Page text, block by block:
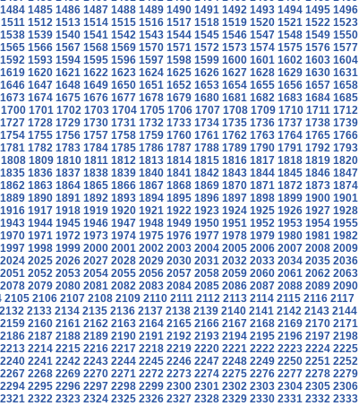
1484 1485 1486 1487 1488 1489 1490 1491 1492 1493 1494 1495 1496
1511 1512 1513 1514 1515 1516 1517 1518 1519 1520 1521 1522 1523
1538 1539 1540 1541 1542 1543 1544 1545 1546 1547 1548 1549 1550
1565 1566 1567 1568 1569 1570 1571 1572 1573 1574 1575 1576 1577
1592 1593 1594 1595 1596 1597 1598 1599 1600 1601 1602 1603 1604
1619 1620 1621 1622 1623 1624 1625 1626 1627 1628 1629 1630 1631
1646 1647 1648 1649 1650 1651 1652 1653 1654 1655 1656 1657 1658
1673 1674 1675 1676 1677 1678 1679 1680 1681 1682 1683 1684 1685
1700 1701 1702 1703 1704 1705 1706 1707 1708 1709 1710 1711 1712
1727 1728 1729 1730 1731 1732 1733 1734 1735 1736 1737 1738 1739
1754 1755 1756 1757 1758 1759 1760 1761 1762 1763 1764 1765 1766
1781 1782 1783 1784 1785 1786 1787 1788 1789 1790 1791 1792 1793
1808 1809 1810 1811 1812 1813 1814 1815 1816 1817 1818 1819 1820
1835 1836 1837 1838 1839 1840 1841 1842 1843 1844 1845 1846 1847
1862 1863 1864 1865 1866 1867 1868 1869 1870 1871 1872 1873 1874
1889 1890 1891 1892 1893 1894 1895 1896 1897 1898 1899 1900 1901
1916 1917 1918 1919 1920 1921 1922 1923 1924 1925 1926 1927 1928
1943 1944 1945 1946 1947 1948 1949 1950 1951 1952 1953 1954 1955
1970 1971 1972 1973 1974 1975 1976 1977 1978 1979 1980 1981 1982
1997 1998 1999 2000 2001 2002 2003 2004 2005 2006 2007 2008 2009
2024 2025 2026 2027 2028 2029 2030 2031 2032 2033 2034 2035 2036
2051 2052 2053 2054 2055 2056 2057 2058 2059 2060 2061 2062 2063
2078 2079 2080 2081 2082 2083 2084 2085 2086 2087 2088 2089 2090
2105 2106 2107 2108 2109 2110 2111 2112 2113 2114 2115 2116 2117
2132 2133 2134 2135 2136 2137 2138 2139 2140 2141 2142 2143 2144
2159 2160 2161 2162 2163 2164 2165 2166 2167 2168 2169 2170 2171
2186 2187 2188 2189 2190 2191 2192 2193 2194 2195 2196 2197 2198
2213 2214 2215 2216 2217 2218 2219 2220 2221 2222 2223 2224 2225
2240 2241 2242 2243 2244 2245 2246 2247 2248 2249 2250 2251 2252
2267 2268 2269 2270 2271 2272 2273 2274 2275 2276 2277 2278 2279
2294 2295 2296 2297 2298 2299 2300 2301 2302 2303 2304 2305 2306
2321 2322 2323 2324 2325 2326 2327 2328 2329 2330 2331 2332 2333